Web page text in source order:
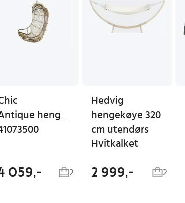
hengestol
059,- 2
Hedvig
hengekøye 320
cm utendørs
Hvitkalket
2 999,- 2